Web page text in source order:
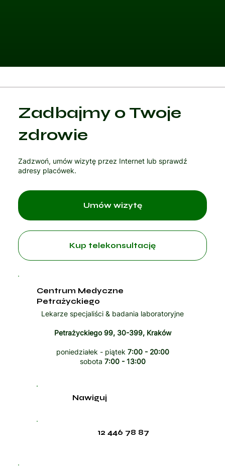
Zadbajmy o Twoje
zdrowie
Zadzwoń, umów wizytę przez Internet lub sprawdź
adresy placówek.
Kup telekonsultację
Centrum Medyczne
Petrażyckiego
Lekarze specjaliści & badania laboratoryjne
Petrażyckiego 99, 30-399, Kraków
poniedziałek - piątek 7:00 - 20:00
sobota 7:00 - 13:00
12 446 78 87
Nawiguj
Umów wizytę